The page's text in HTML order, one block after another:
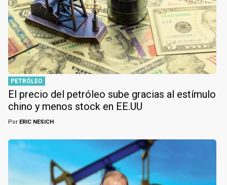
PETRÓLEO
El precio del petróleo sube gracias al estímulo
chino y menos stock en EE.UU
Por ERIC NESICH